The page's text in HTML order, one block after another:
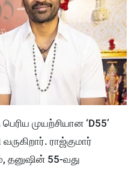
முயற்சியான ‘D55’
ராஜ்குமார்
தனுஷின் 55-வது